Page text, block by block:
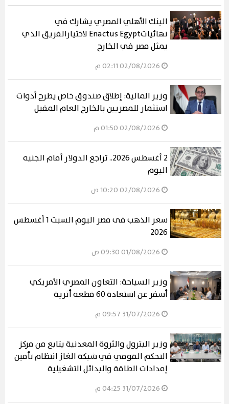
البنك الأهلي المصري يشارك في
نهائياتEnactus Egypt لاختيارالفريق الذي
يمثل مصر في الخارج
وزير المالية: إطلاق صندوق خاص يطرح أدوات
استثمار للمصريين بالخارج العام المقبل
2 أغسطس 2026.. تراجع الدولار أمام الجنيه
اليوم
سعر الذهب فى مصر اليوم السبت 1 أغسطس
2026
وزير السياحة: التعاون المصري الأمريكي
أسفر عن استعادة 60 قطعة أثرية
وزير البترول والثروة المعدنية يتابع من مركز
التحكم القومي في شبكة الغاز انتظام تأمين
إمدادات الطاقة والبدائل التشغيلية